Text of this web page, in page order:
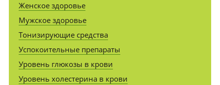
Женское здоровье
Мужское здоровье
Тонизирующие средства
Успокоительные препараты
Уровень глюкозы в крови
Уровень холестерина в крови